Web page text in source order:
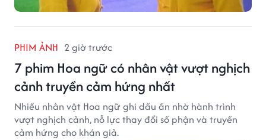
PHIM ẢNH 2 giờ trước
7 phim Hoa ngữ có nhân vật vượt nghịch
cảnh truyền cảm hứng nhất
Nhiều nhân vật Hoa ngữ ghi dấu ấn nhờ hành trình
vượt nghịch cảnh, nỗ lực thay đổi số phận và truyền
cảm hứng cho khán giả.